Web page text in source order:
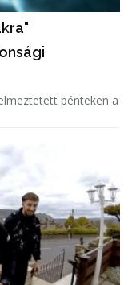
pénteken a